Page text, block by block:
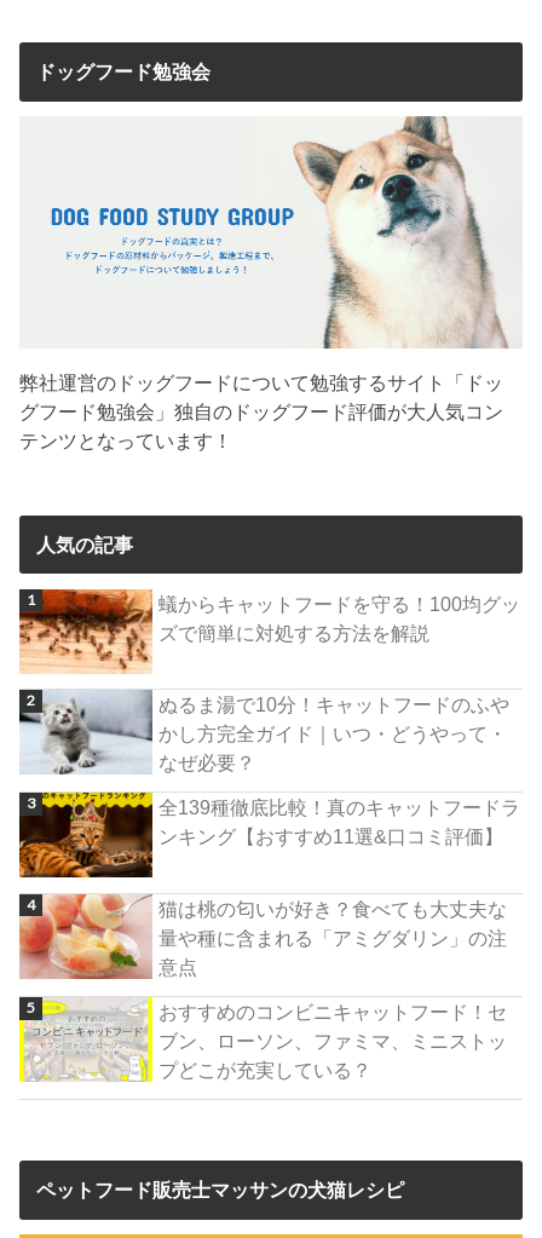
ドッグフード勉強会
弊社運営のドッグフードについて勉強するサイト「ドッ
グフード勉強会」独自のドッグフード評価が大人気コン
テンツとなっています！
人気の記事
蟻からキャットフードを守る！100均グッ
ズで簡単に対処する方法を解説
ぬるま湯で10分！キャットフードのふや
かし方完全ガイド｜いつ・どうやって・
なぜ必要？
全139種徹底比較！真のキャットフードラ
ンキング【おすすめ11選&口コミ評価】
猫は桃の匂いが好き？食べても大丈夫な
量や種に含まれる「アミグダリン」の注
意点
おすすめのコンビニキャットフード！セ
ブン、ローソン、ファミマ、ミニストッ
プどこが充実している？
ペットフード販売士マッサンの犬猫レシピ